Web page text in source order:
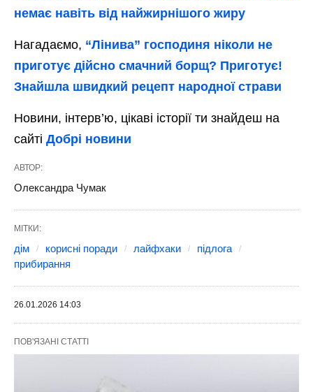
немає навіть від найжирнішого жиру
Нагадаємо, “Лінива” господиня ніколи не
приготує дійсно смачний борщ? Приготує!
Знайшла швидкий рецепт народної страви
Новини, інтерв’ю, цікаві історії ти знайдеш на
сайті Добрі новини
АВТОР:
Олександра Чумак
МІТКИ:
дім корисні поради лайфхаки
підлога
прибирання
26.01.2026 14:03
ПОВ'ЯЗАНІ СТАТТІ